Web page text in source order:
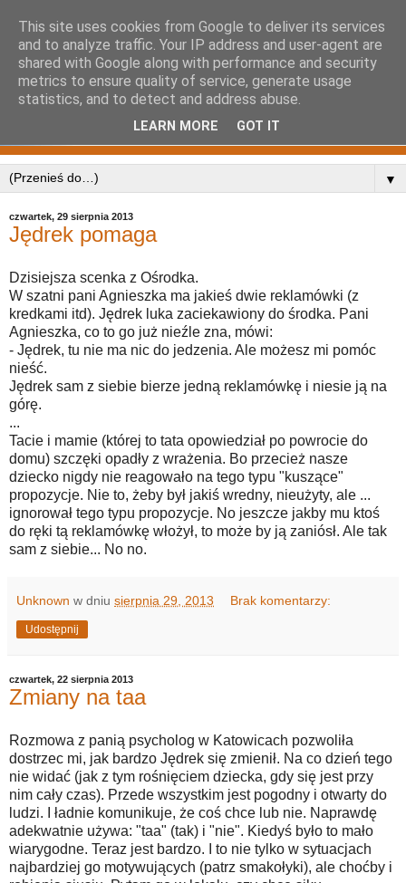
▼
czwartek, 29 sierpnia 2013
Jędrek pomaga
Dzisiejsza scenka z Ośrodka.
W szatni pani Agnieszka ma jakieś dwie reklamówki (z
kredkami itd). Jędrek luka zaciekawiony do środka. Pani
Agnieszka, co to go już nieźle zna, mówi:
- Jędrek, tu nie ma nic do jedzenia. Ale możesz mi pomóc
nieść.
Jędrek sam z siebie bierze jedną reklamówkę i niesie ją na
górę.
...
Tacie i mamie (której to tata opowiedział po powrocie do
domu) szczęki opadły z wrażenia. Bo przecież nasze
dziecko nigdy nie reagowało na tego typu "kuszące"
propozycje. Nie to, żeby był jakiś wredny, nieużyty, ale ...
ignorował tego typu propozycje. No jeszcze jakby mu ktoś
do ręki tą reklamówkę włożył, to może by ją zaniósł. Ale tak
sam z siebie... No no.
Unknown w dniu sierpnia 29, 2013 Brak komentarzy:
Udostępnij
czwartek, 22 sierpnia 2013
Zmiany na taa
Rozmowa z panią psycholog w Katowicach pozwoliła
dostrzec mi, jak bardzo Jędrek się zmienił. Na co dzień tego
nie widać (jak z tym rośnięciem dziecka, gdy się jest przy
nim cały czas). Przede wszystkim jest pogodny i otwarty do
ludzi. I ładnie komunikuje, że coś chce lub nie. Naprawdę
adekwatnie używa: "taa" (tak) i "nie". Kiedyś było to mało
wiarygodne. Teraz jest bardzo. I to nie tylko w sytuacjach
najbardziej go motywujących (patrz smakołyki), ale choćby i
This site uses cookies from Google to deliver its services
and to analyze traffic. Your IP address and user-agent are
shared with Google along with performance and security
metrics to ensure quality of service, generate usage
statistics, and to detect and address abuse.
LEARN MORE GOT IT